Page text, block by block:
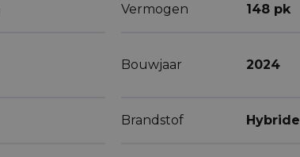
Vermogen 148 pk
Bouwjaar 2024
Brandstof Hybride